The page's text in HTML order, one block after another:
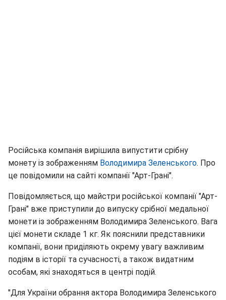
Російська компанія вирішила випустити срібну
монету із зображенням Володимира Зеленського. Про
це повідомили на сайті компанії "Арт-Грані".
Повідомляється, що майстри російської компанії "Арт-
Грані" вже приступили до випуску срібної медальної
монети із зображенням Володимира Зеленського. Вага
цієї монети складе 1 кг. Як пояснили представники
компанії, вони приділяють окрему увагу важливим
подіям в історії та сучасності, а також видатним
особам, які знаходяться в центрі подій.
"Для України обрання актора Володимира Зеленського